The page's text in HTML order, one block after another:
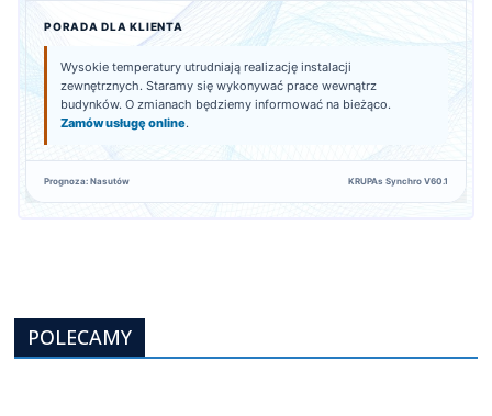
PORADA DLA KLIENTA
Wysokie temperatury utrudniają realizację instalacji
zewnętrznych. Staramy się wykonywać prace wewnątrz
budynków. O zmianach będziemy informować na bieżąco.
Zamów usługę online.
Prognoza: Nasutów KRUPAs Synchro V60.1
POLECAMY